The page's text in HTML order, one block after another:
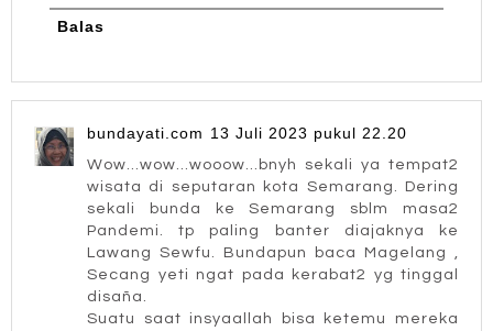
Balas
bundayati.com 13 Juli 2023 pukul 22.20
Wow...wow...wooow...bnyh sekali ya tempat2
wisata di seputaran kota Semarang. Dering
sekali bunda ke Semarang sblm masa2
Pandemi. tp paling banter diajaknya ke
Lawang Sewfu. Bundapun baca Magelang ,
Secang yeti ngat pada kerabat2 yg tinggal
disaña.
Suatu saat insyaallah bisa ketemu mereka